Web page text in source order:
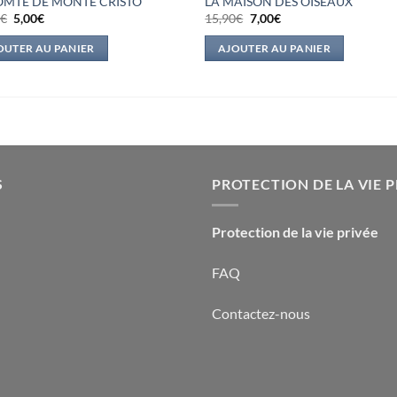
€ Le
initial
était :
5,00€Le
actuel
est :
AU PANIER
15,90€ Le
initial
était :
7,00€Le
actuel
est :
AJOUTER AU PANIER
PROTECTION DE LA VIE
Protection de la vie privée
FAQ
Contactez-nous